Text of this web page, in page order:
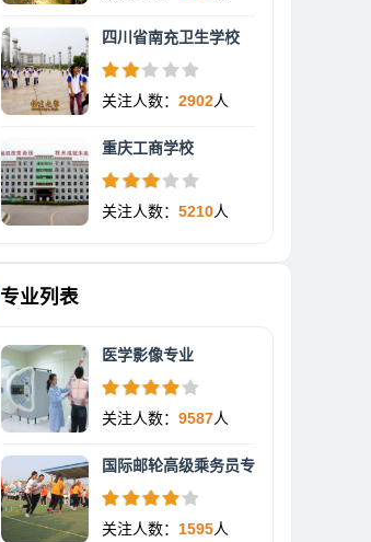
四川省南充卫生学校
关注人数： 2902人
重庆工商学校
关注人数： 5210人
专业列表
医学影像专业
关注人数： 9587人
国际邮轮高级乘务员专
关注人数： 1595人